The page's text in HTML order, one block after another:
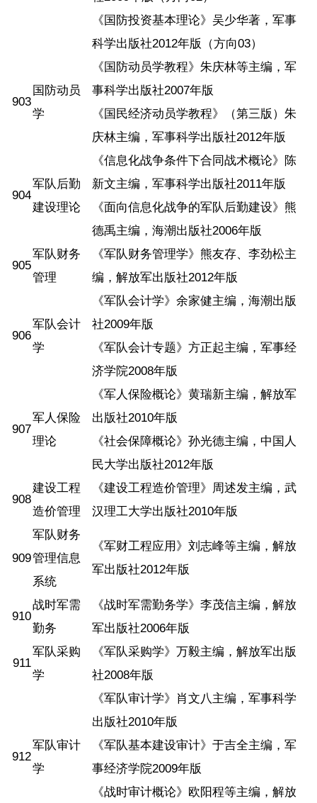
《国防投资基本理论》吴少华著，军事
科学出版社2012年版（方向03）
903
国防动员
学
《国防动员学教程》朱庆林等主编，军
事科学出版社2007年版
《国民经济动员学教程》（第三版）朱
庆林主编，军事科学出版社2012年版
904
军队后勤
建设理论
《信息化战争条件下合同战术概论》陈
新文主编，军事科学出版社2011年版
《面向信息化战争的军队后勤建设》熊
德禹主编，海潮出版社2006年版
905
军队财务
管理
《军队财务管理学》熊友存、李劲松主
编，解放军出版社2012年版
906
军队会计
学
《军队会计学》余家健主编，海潮出版
社2009年版
《军队会计专题》方正起主编，军事经
济学院2008年版
907
军人保险
理论
《军人保险概论》黄瑞新主编，解放军
出版社2010年版
《社会保障概论》孙光德主编，中国人
民大学出版社2012年版
908
建设工程
造价管理
《建设工程造价管理》周述发主编，武
汉理工大学出版社2010年版
909
军队财务
管理信息
系统
《军财工程应用》刘志峰等主编，解放
军出版社2012年版
910
战时军需
勤务
《战时军需勤务学》李茂信主编，解放
军出版社2006年版
911
军队采购
学
《军队采购学》万毅主编，解放军出版
社2008年版
912
军队审计
学
《军队审计学》肖文八主编，军事科学
出版社2010年版
《军队基本建设审计》于吉全主编，军
事经济学院2009年版
《战时审计概论》欧阳程等主编，解放